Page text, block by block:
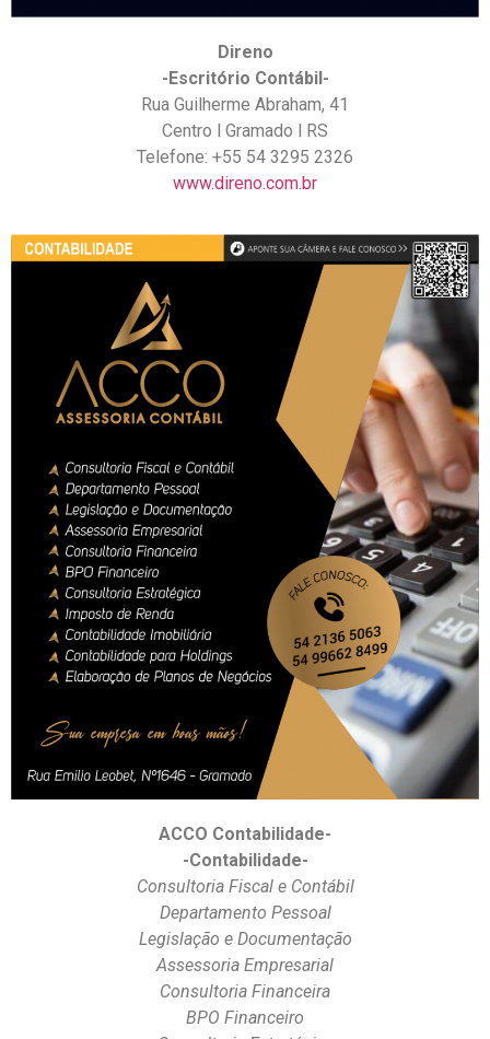
Direno
-Escritório Contábil-
Rua Guilherme Abraham, 41
Centro l Gramado l RS
Telefone: +55 54 3295 2326
www.direno.com.br
ACCO Contabilidade-
-Contabilidade-
Consultoria Fiscal e Contábil
Departamento Pessoal
Legislação e Documentação
Assessoria Empresarial
Consultoria Financeira
BPO Financeiro